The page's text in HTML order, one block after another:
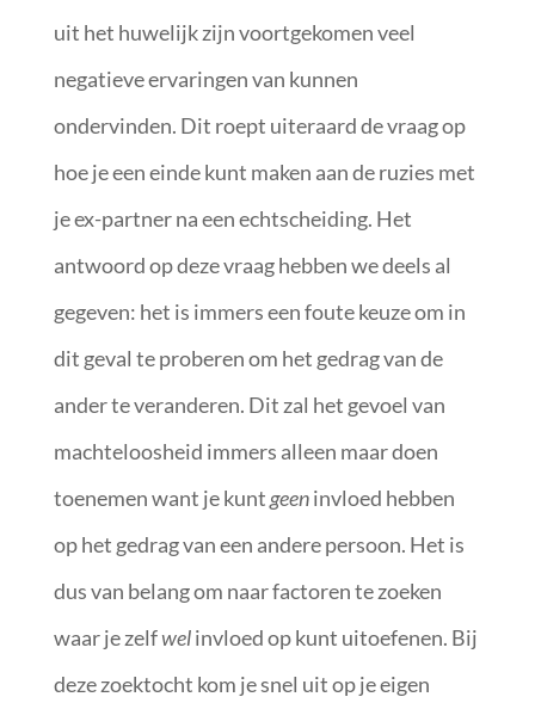
uit het huwelijk zijn voortgekomen veel
negatieve ervaringen van kunnen
ondervinden. Dit roept uiteraard de vraag op
hoe je een einde kunt maken aan de ruzies met
je ex-partner na een echtscheiding. Het
antwoord op deze vraag hebben we deels al
gegeven: het is immers een foute keuze om in
dit geval te proberen om het gedrag van de
ander te veranderen. Dit zal het gevoel van
machteloosheid immers alleen maar doen
toenemen want je kuntgeeninvloed hebben
op het gedrag van een andere persoon. Het is
dus van belang om naar factoren te zoeken
waar je zelfwelinvloed op kunt uitoefenen. Bij
deze zoektocht kom je snel uit op je eigen